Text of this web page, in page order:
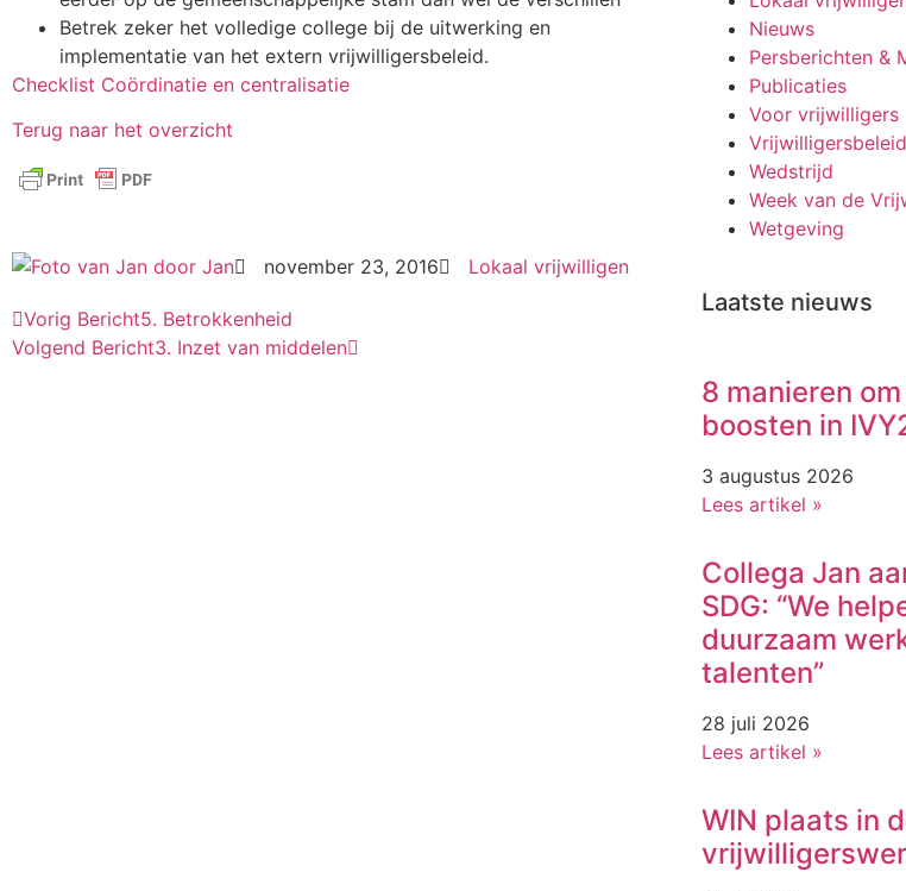
Betrek zeker het volledige college bij de uitwerking en
implementatie van het extern vrijwilligersbeleid.
Checklist Coördinatie en centralisatie
Terug naar het overzicht
door Jan november 23, 2016 Lokaal vrijwilligen
Vorig Bericht5. Betrokkenheid
Volgend Bericht3. Inzet van middelen
Nieuws
Persberichten &
Publicaties
Voor vrijwilligers
Vrijwilligersbeleid
Wedstrijd
Week van de
Wetgeving
Laatste nieuws
8 manieren
boosten in
3 augustus 2026
Lees artikel »
Collega Jan
SDG: “We
duurzaam
talenten”
28 juli 2026
Lees artikel »
WIN plaats in